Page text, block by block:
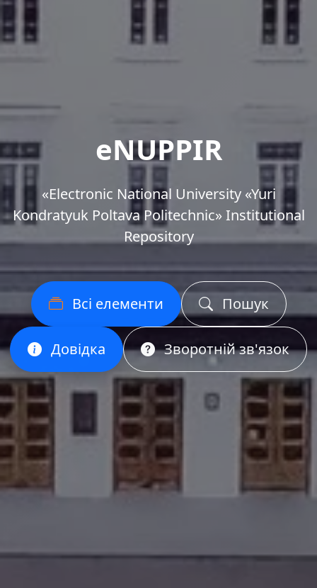
eNUPPIR
«Еlectronic National University «Yuri
Kondratyuk Poltava Politechnic» Institutional
Repository
Всі елементи Пошук
Довідка Зворотній зв'язок